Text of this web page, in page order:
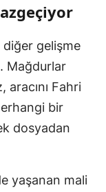
diğer gelişme
Mağdurlar
aracını Fahri
bir
dosyadan
yaşanan mali